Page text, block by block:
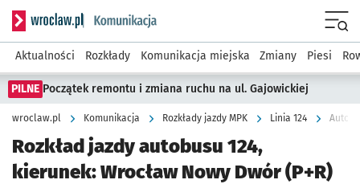
Serwis informacyjny wroclaw.pl podserwis: Komunikacja
Aktualności Rozkłady Komunikacja miejska Zmiany Piesi
PILNE Początek remontu i zmiana ruchu na ul. Gajowickiej
wroclaw.pl Komunikacja Rozkłady jazdy MPK Linia 124
Rozkład jazdy autobusu 124,
kierunek: Wrocław Nowy Dwór (P+R)